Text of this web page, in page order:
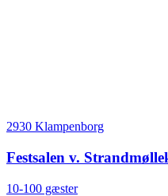
2930 Klampenborg
Festsalen v.
10-100 gæster